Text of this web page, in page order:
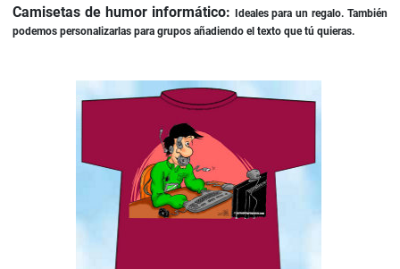
Camisetas de humor informático:
Ideales para un regalo. También
podemos personalizarlas para grupos añadiendo el texto que tú quieras.